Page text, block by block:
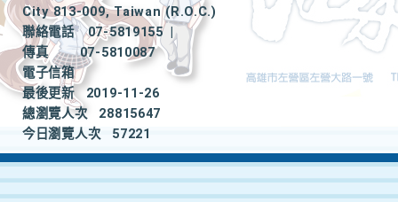
City 813-009, Taiwan (R.O.C.)
聯絡電話
07-5819155
|
傳真
07-5810087
電子信箱
最後更新
2019-11-26
總瀏覽人次
28815647
今日瀏覽人次
57221